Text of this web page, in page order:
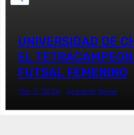
UNIVERSIDAD DE
EL
FUTSAL FEMENINO
Dic 2, 2024 Joaquín Rivas